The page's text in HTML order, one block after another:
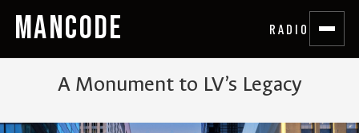
MANCODE RADIO
A Monument to LV’s Legacy